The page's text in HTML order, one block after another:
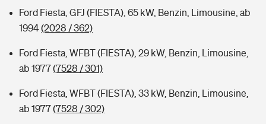
Ford Fiesta, GFJ (FIESTA), 65 kW, Benzin, Limousine, ab
1994(2028 / 362)
Ford Fiesta, WFBT (FIESTA), 29 kW, Benzin, Limousine,
ab 1977(7528 / 301)
Ford Fiesta, WFBT (FIESTA), 33 kW, Benzin, Limousine,
ab 1977(7528 / 302)